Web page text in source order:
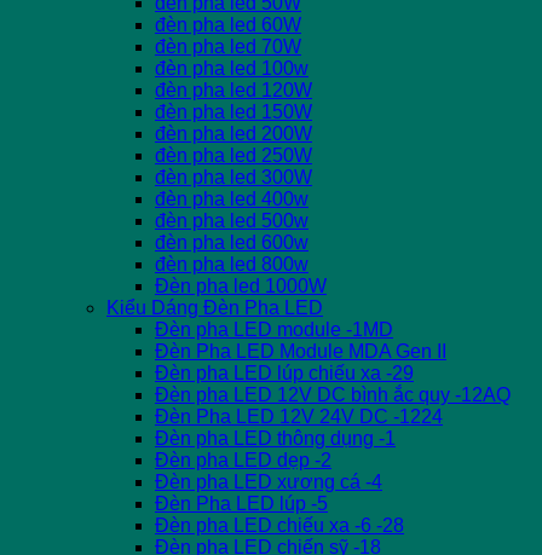
đèn pha led 60W
đèn pha led 70W
đèn pha led 100w
đèn pha led 120W
đèn pha led 150W
đèn pha led 200W
đèn pha led 250W
đèn pha led 300W
đèn pha led 400w
đèn pha led 500w
đèn pha led 600w
đèn pha led 800w
Đèn pha led 1000W
Kiểu Dáng Đèn Pha LED
Đèn pha LED module -1MD
Đèn Pha LED Module MDA Gen II
Đèn pha LED lúp chiếu xa -29
Đèn pha LED 12V DC bình ắc quy -12AQ
Đèn Pha LED 12V 24V DC -1224
Đèn pha LED thông dụng -1
Đèn pha LED dẹp -2
Đèn pha LED xương cá -4
Đèn Pha LED lúp -5
Đèn pha LED chiếu xa -6 -28
Đèn pha LED chiến sỹ -18